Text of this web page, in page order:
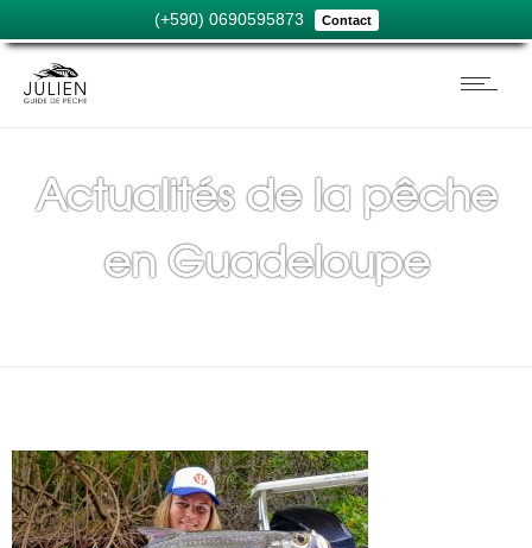
(+590) 0690595873 Contact
Actualités de la pêche
en Guadeloupe